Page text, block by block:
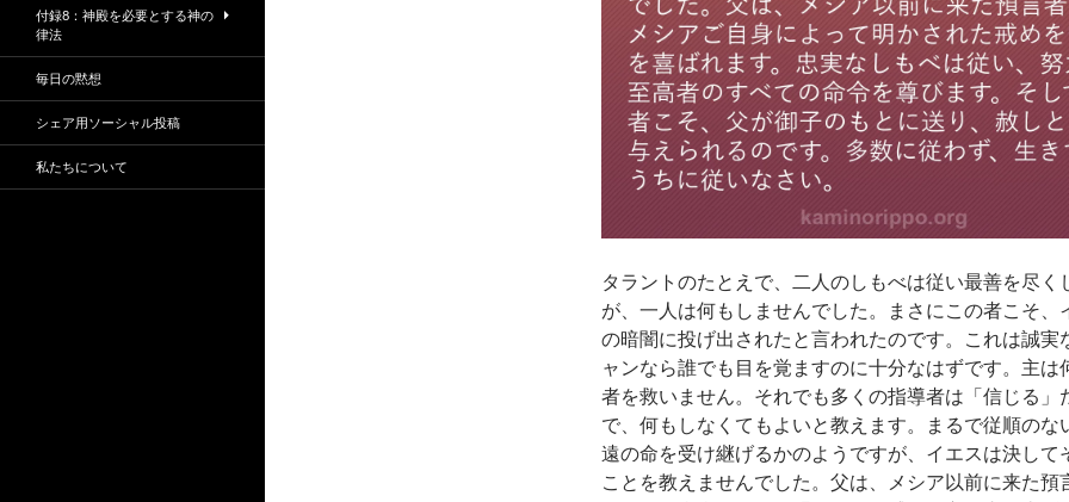
タラントのたとえで、二人のしもべは従い最善を尽く
が、一人は何もしませんでした。まさにこの者こそ、
の暗闇に投げ出されたと言われたのです。これは誠実
ャンなら誰でも目を覚ますのに十分なはずです。主は
者を救いません。それでも多くの指導者は「信じる」
で、何もしなくてもよいと教えます。まるで従順のな
遠の命を受け継げるかのようですが、イエスは決して
ことを教えませんでした。父は、メシア以前に来た預
付録8：神殿を必要とする神の
律法
毎日の黙想
シェア用ソーシャル投稿
私たちについて